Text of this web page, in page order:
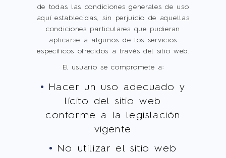
de todas las condiciones generales de uso
aquí establecidas, sin perjuicio de aquellas
condiciones particulares que pudieran
aplicarse a algunos de los servicios
específicos ofrecidos a través del sitio web.
El usuario se compromete a:
Hacer un uso adecuado y
lícito del sitio web
conforme a la legislación
vigente
No utilizar el sitio web